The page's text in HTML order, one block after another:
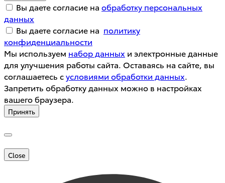
Вы даете согласие на обработку персональных
данных
Вы даете согласие на политику
конфиденциальности
Мы используем набор данных и электронные данные
для улучшения работы сайта. Оставаясь на сайте, вы
соглашаетесь сусловиями обработки данных.
Запретить обработку данных можно в настройках
вашего браузера.
Принять
Close